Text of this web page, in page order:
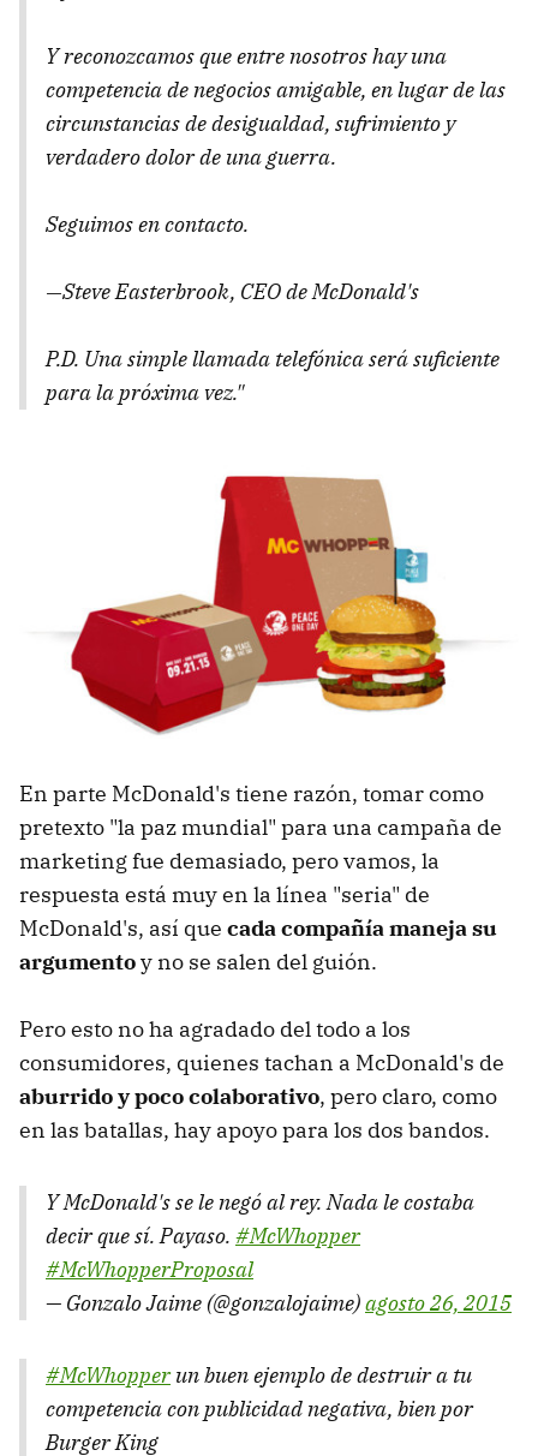
Y reconozcamos que entre nosotros hay una
competencia de negocios amigable, en lugar de las
circunstancias de desigualdad, sufrimiento y
verdadero dolor de una guerra.
Seguimos en contacto.
―Steve Easterbrook, CEO de McDonald's
P.D. Una simple llamada telefónica será suficiente
para la próxima vez."
En parte McDonald's tiene razón, tomar como
pretexto "la paz mundial" para una campaña de
marketing fue demasiado, pero vamos, la
respuesta está muy en la línea "seria" de
McDonald's, así que cada compañía maneja su
argumentoy no se salen del guión.
Pero esto no ha agradado del todo a los
consumidores, quienes tachan a McDonald's de
aburrido y poco colaborativo, pero claro, como
en las batallas, hay apoyo para los dos bandos.
Y McDonald's se le negó al rey. Nada le costaba
decir que sí. Payaso. #McWhopper
#McWhopperProposal
— Gonzalo Jaime (@gonzalojaime)agosto 26, 2015
#McWhopperun buen ejemplo de destruir a tu
competencia con publicidad negativa, bien por
Burger King